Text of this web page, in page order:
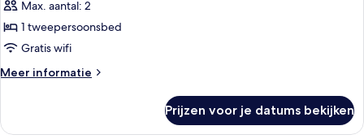
Standaard
kamer,
1
tweepersoonsbed,
niet-
laden
Max. aantal: 2
1 tweepersoonsbed
Gratis wifi
Meer informatie
Meer
kamer,
Prijzen voor je datums bekijken